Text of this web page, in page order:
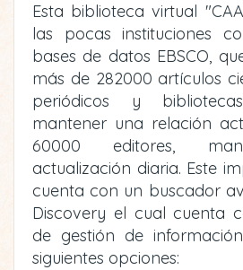
Esta biblioteca virtual
las pocas instituciones
bases de datos EBSCO,
más de 282000 artículos
periódicos y
mantener una relación
60000 editores,
actualización diaria. Este
cuenta con un buscador
Discovery el cual cuenta
de gestión de
siguientes opciones: